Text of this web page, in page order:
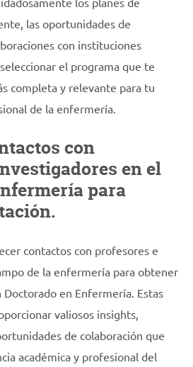
las oportunidades de
con instituciones
el programa que te
completa y relevante para tu
de la enfermería.
con
en el
para
contactos con profesores e
de la enfermería para obtener
en Enfermería. Estas
valiosos insights,
de colaboración que
académica y profesional del